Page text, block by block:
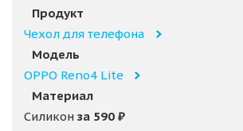
Продукт
Чехол для телефона
Модель
OPPO Reno4 Lite
Материал
Силикон за 590 ₽